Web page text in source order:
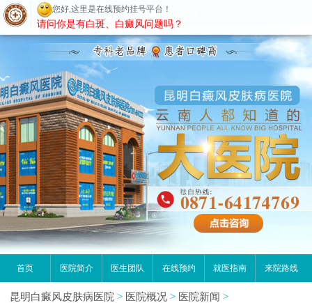
昆明白癜风医院
首页 医院简介 医生团队 在线预约 就医指南 来院路线
昆明白癜风皮肤病医院 > 医院概况 > 医院新闻 >
您好,这里是在线预约挂号平台！
请问你是有白斑、白癜风问题吗？